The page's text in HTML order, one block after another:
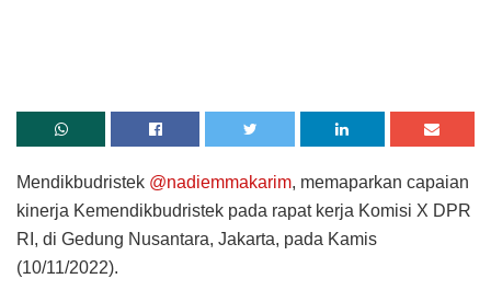
Mendikbudristek @nadiemmakarim, memaparkan capaian
kinerja Kemendikbudristek pada rapat kerja Komisi X DPR
RI, di Gedung Nusantara, Jakarta, pada Kamis
(10/11/2022).